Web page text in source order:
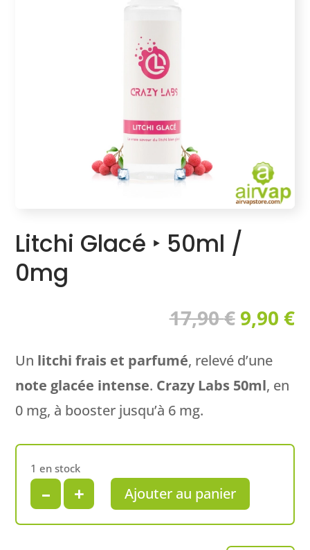
Litchi Glacé ‣ 50ml /
0mg
17,90€ 9,90 €
Un litchi frais et parfumé, relevé d’une
note glacée intense. Crazy Labs 50ml, en
0 mg, à booster jusqu’à 6 mg.
1 en stock
quantité
de
Litchi
– + Ajouter au panier